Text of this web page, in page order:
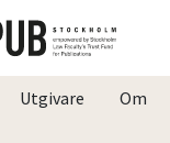
Utgivare Om